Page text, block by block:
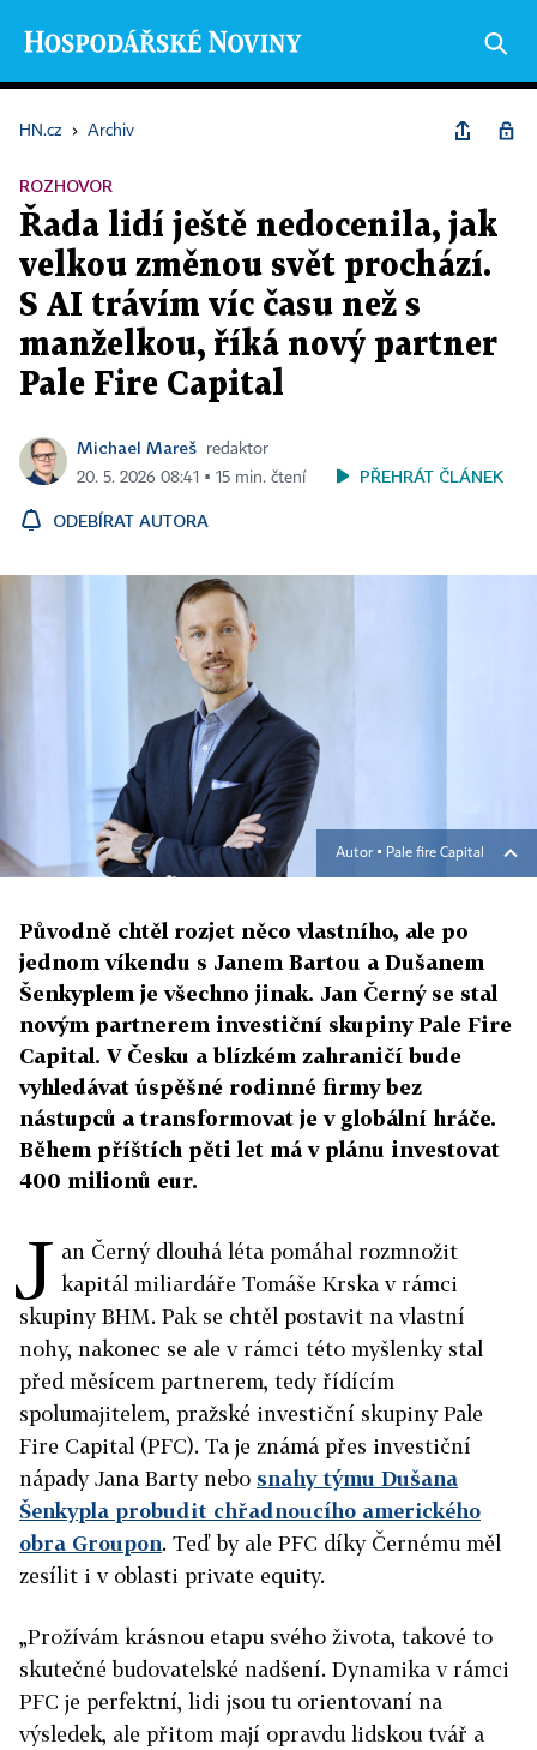
HN.cz › Archiv
ROZHOVOR
Řada lidí ještě nedocenila, jak
velkou změnou svět prochází.
S AI trávím víc času než s
manželkou, říká nový partner
Pale Fire Capital
Michael Mareš
redaktor
20. 5. 2026 08:41 ▪ 15 min. čtení
PŘEHRÁT ČLÁNEK
ODEBÍRAT AUTORA
Autor ▪ Pale fire Capital
Původně chtěl rozjet něco vlastního, ale po
jednom víkendu s Janem Bartou a Dušanem
Šenkyplem je všechno jinak. Jan Černý se stal
novým partnerem investiční skupiny Pale Fire
Capital. V Česku a blízkém zahraničí bude
vyhledávat úspěšné rodinné firmy bez
nástupců a transformovat je v globální hráče.
Během příštích pěti let má v plánu investovat
400 milionů eur.
J an Černý dlouhá léta pomáhal rozmnožit
kapitál miliardáře Tomáše Krska v rámci
skupiny BHM. Pak se chtěl postavit na vlastní
nohy, nakonec se ale v rámci této myšlenky stal
před měsícem partnerem, tedy řídícím
spolumajitelem, pražské investiční skupiny Pale
Fire Capital (PFC). Ta je známá přes investiční
nápady Jana Barty nebo snahy týmu Dušana
Šenkypla probudit chřadnoucího amerického
obra Groupon. Teď by ale PFC díky Černému měl
zesílit i v oblasti private equity.
„Prožívám krásnou etapu svého života, takové to
skutečné budovatelské nadšení. Dynamika v rámci
PFC je perfektní, lidi jsou tu orientovaní na
výsledek, ale přitom mají opravdu lidskou tvář a